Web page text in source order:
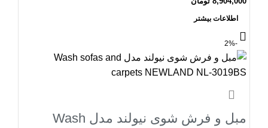
اطلاعات بیشتر
-2%
مبل و فرش شوی نیولند مدل Wash